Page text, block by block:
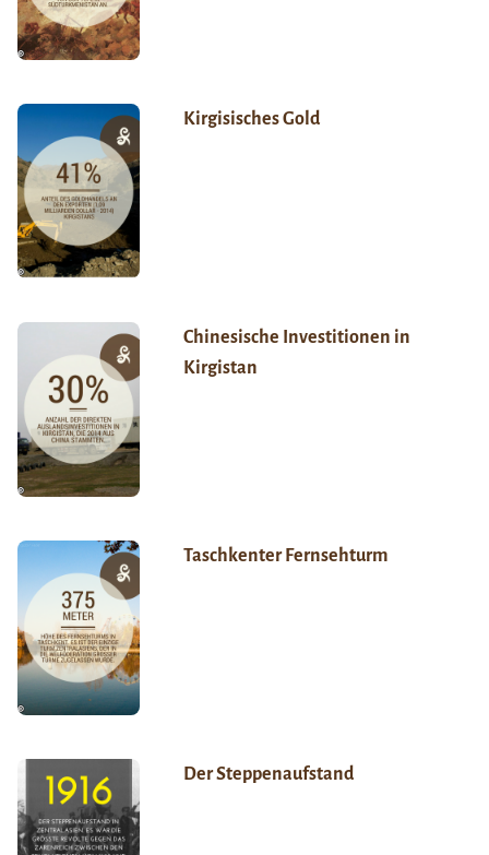
Kirgisisches Gold
Chinesische Investitionen in
Kirgistan
Taschkenter Fernsehturm
Der Steppenaufstand